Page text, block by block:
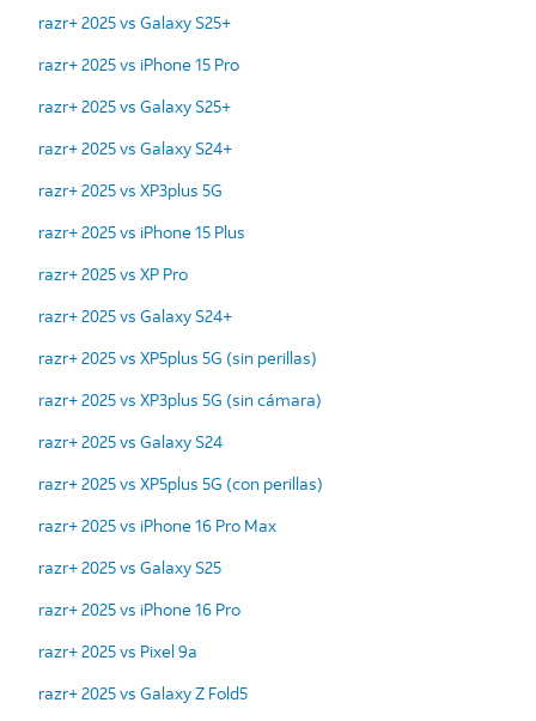
razr+ 2025 vs Galaxy S25+
razr+ 2025 vs iPhone 15 Pro
razr+ 2025 vs Galaxy S25+
razr+ 2025 vs Galaxy S24+
razr+ 2025 vs XP3plus 5G
razr+ 2025 vs iPhone 15 Plus
razr+ 2025 vs XP Pro
razr+ 2025 vs Galaxy S24+
razr+ 2025 vs XP5plus 5G (sin perillas)
razr+ 2025 vs XP3plus 5G (sin cámara)
razr+ 2025 vs Galaxy S24
razr+ 2025 vs XP5plus 5G (con perillas)
razr+ 2025 vs iPhone 16 Pro Max
razr+ 2025 vs Galaxy S25
razr+ 2025 vs iPhone 16 Pro
razr+ 2025 vs Pixel 9a
razr+ 2025 vs Galaxy Z Fold5